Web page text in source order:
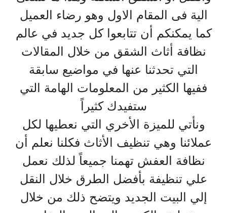
الية فى المقام الاول وهو رضاء العميل
كما يمكنكم أن تتابعوا كل جديد في عالم
نظافة أثاث الشقق من خلال المقالات
التي تحدثنا عنها في مواضيع سابقة
ففيها الكثير من المعلومات الهامة التي
ستفيدك كثيراً
ونأتي للميزة الأخري التي نعطيها لكل
عملائنا وهي تنظيف الأثاث فكلنا نعلم أن
نظافة العفش تهمنا جميعاً لذلك نعمل
علي تنظيفة بأفضل الطرق خلال النقل
إلي البيت الجديد ويتضح ذلك من خلال